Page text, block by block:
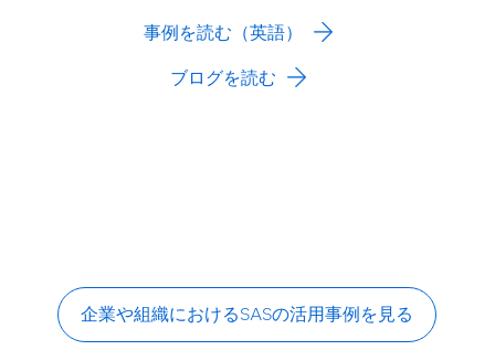
事例を読む（英語）
ブログを読む
企業や組織におけるSASの活用事例を見る